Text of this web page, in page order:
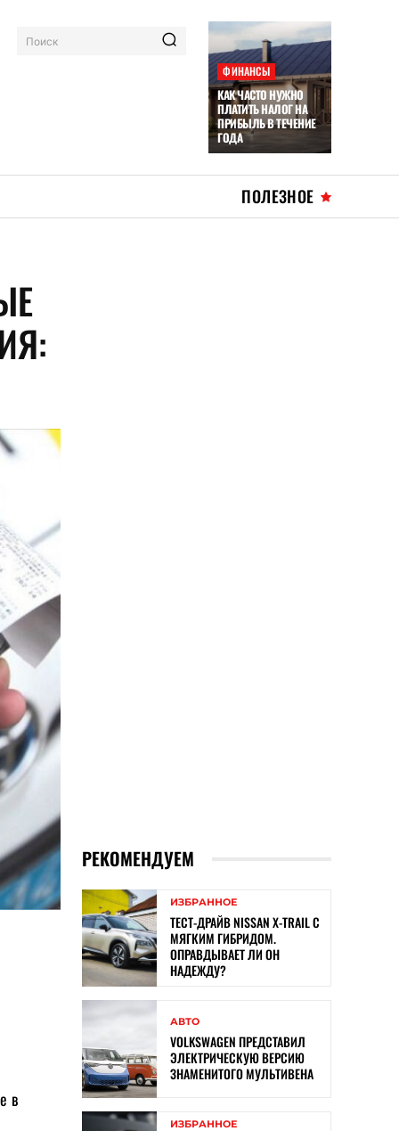
Поиск
ФИНАНСЫ
КАК ЧАСТО НУЖНО
ПЛАТИТЬ НАЛОГ НА
ПРИБЫЛЬ В ТЕЧЕНИЕ
ГОДА
ПОЛЕЗНОЕ
в
РЕКОМЕНДУЕМ
ИЗБРАННОЕ
ТЕСТ-ДРАЙВ NISSAN X-TRAIL С
МЯГКИМ ГИБРИДОМ.
ОПРАВДЫВАЕТ ЛИ ОН
НАДЕЖДУ?
АВТО
VOLKSWAGEN ПРЕДСТАВИЛ
ЭЛЕКТРИЧЕСКУЮ ВЕРСИЮ
ЗНАМЕНИТОГО МУЛЬТИВЕНА
ИЗБРАННОЕ